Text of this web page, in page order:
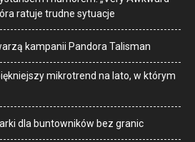
ratuje trudne sytuacje
kampanii Pandora Talisman
mikrotrend na lato, w którym
dla buntowników bez granic